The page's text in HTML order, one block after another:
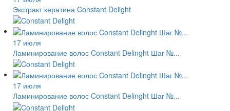
Экстракт кератина Constant Delight
17 июля
Ламинирование волос Constant Delinght Шаг №...
17 июля
Ламинирование волос Constant Delinght Шаг №...